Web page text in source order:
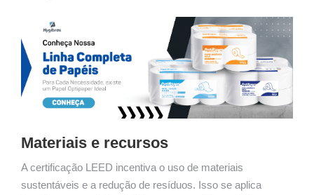
Materiais e recursos
A certificação LEED incentiva o uso de materiais
sustentáveis e a redução de resíduos. Isso se aplica